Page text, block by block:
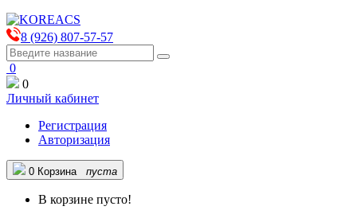
8 (926) 807-57-57
0
0
Личный кабинет
Регистрация
Авторизация
0 Корзина пуста
В корзине пусто!